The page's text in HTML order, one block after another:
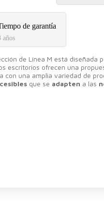
de garantía
años
de Línea M está
escritorios ofrecen una
con una amplia variedad de
que se adapten a las